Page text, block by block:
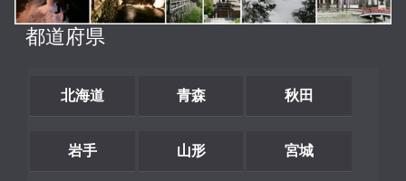
都道府県
北海道 青森 秋田
岩手 山形 宮城